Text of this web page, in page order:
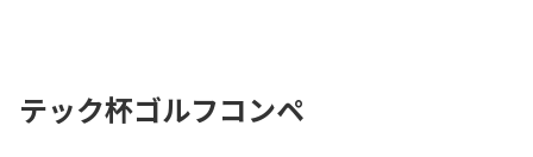
テック杯ゴルフコンペ